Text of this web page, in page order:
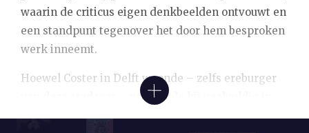
waarin de criticus eigen denkbeelden ontvouwt en
een standpunt tegenover het door hem besproken
werk inneemt.
Hoewel Coster in Delft woonde – zelfs ereburger
van deze stad was – verkeerde hij veelvuldig in
katholieke Haarlemse kringen, waartoe ook Kees